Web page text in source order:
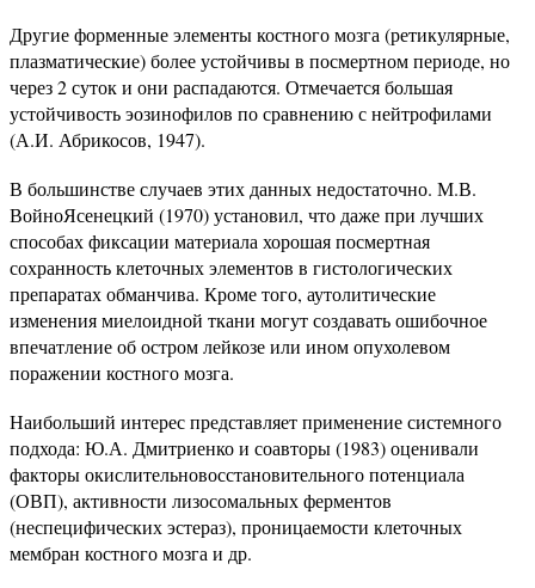
Другие форменные элементы костного мозга (ретикулярные,
плазматические) более устойчивы в посмертном периоде, но
через 2 суток и они распадаются. Отмечается большая
устойчивость эозинофилов по сравнению с нейтрофилами
(А.И. Абрикосов, 1947).
В большинстве случаев этих данных недостаточно. М.В.
ВойноЯсенецкий (1970) установил, что даже при лучших
способах фиксации материала хорошая посмертная
сохранность клеточных элементов в гистологических
препаратах обманчива. Кроме того, аутолитические
изменения миелоидной ткани могут создавать ошибочное
впечатление об остром лейкозе или ином опухолевом
поражении костного мозга.
Наибольший интерес представляет применение системного
подхода: Ю.А. Дмитриенко и соавторы (1983) оценивали
факторы окислительновосстановительного потенциала
(ОВП), активности лизосомальных ферментов
(неспецифических эстераз), проницаемости клеточных
мембран костного мозга и др.